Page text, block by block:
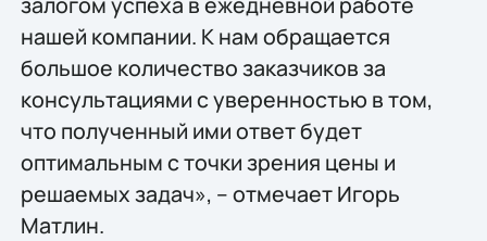
нашей компании. К нам обращается
большое количество заказчиков за
консультациями с уверенностью в том,
что полученный ими ответ будет
оптимальным с точки зрения цены и
решаемых задач», – отмечает Игорь
Матлин.